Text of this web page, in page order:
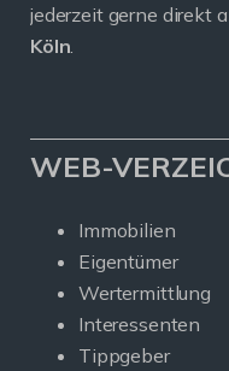
jederzeit gerne direkt
Köln.
WEB-
Immobilien
Eigentümer
Wertermittlung
Interessenten
Tippgeber